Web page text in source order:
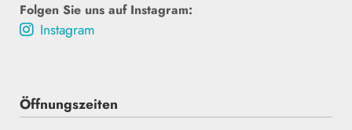
Folgen Sie uns auf Instagram:
Instagram
Öffnungszeiten